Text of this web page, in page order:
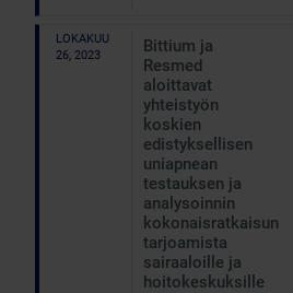
LOKAKUU
26, 2023
Bittium ja
Resmed
aloittavat
yhteistyön
koskien
edistyksellisen
uniapnean
testauksen ja
analysoinnin
kokonaisratkaisun
tarjoamista
sairaaloille ja
hoitokeskuksille